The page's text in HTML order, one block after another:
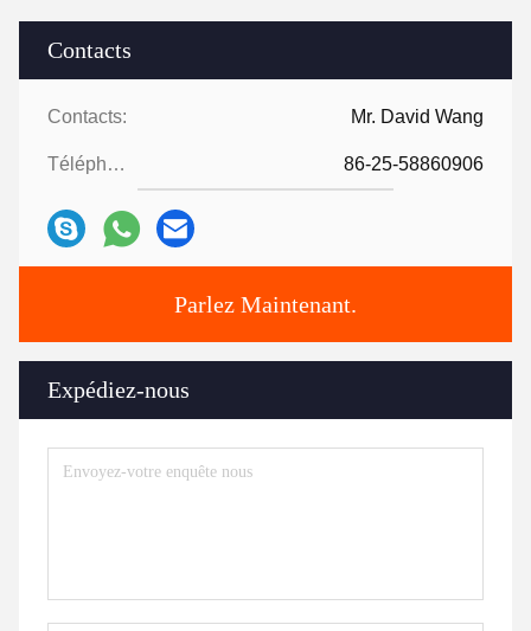
Contacts
Contacts: Mr. David Wang
Téléphone: 86-25-58860906
Parlez Maintenant.
Expédiez-nous